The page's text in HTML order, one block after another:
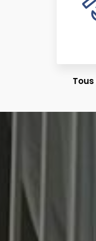
Tous